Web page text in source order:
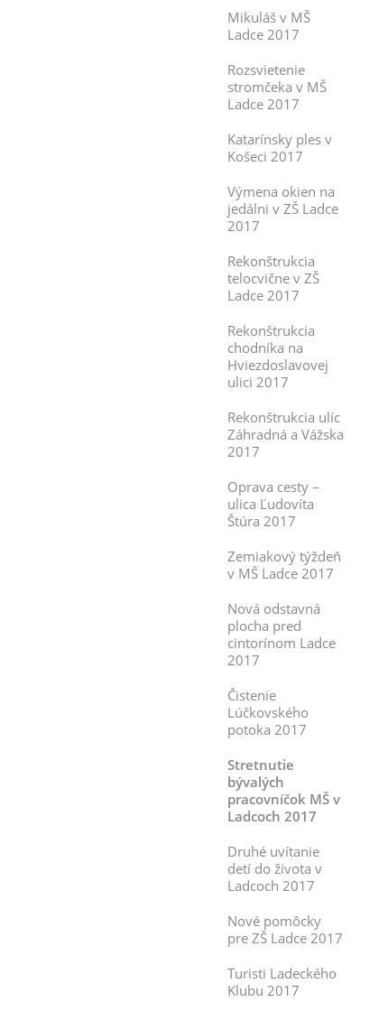
Mikuláš v MŠ
Ladce 2017
Rozsvietenie
stromčeka v MŠ
Ladce 2017
Katarínsky ples v
Košeci 2017
Výmena okien na
jedálni v ZŠ Ladce
2017
Rekonštrukcia
telocvične v ZŠ
Ladce 2017
Rekonštrukcia
chodníka na
Hviezdoslavovej
ulici 2017
Rekonštrukcia ulíc
Záhradná a Vážska
2017
Oprava cesty –
ulica Ľudovíta
Štúra 2017
Zemiakový týždeň
v MŠ Ladce 2017
Nová odstavná
plocha pred
cintorínom Ladce
2017
Čistenie
Lúčkovského
potoka 2017
Stretnutie
bývalých
pracovníčok MŠ v
Ladcoch 2017
Druhé uvítanie
detí do života v
Ladcoch 2017
Nové pomôcky
pre ZŠ Ladce 2017
Turisti Ladeckého
Klubu 2017